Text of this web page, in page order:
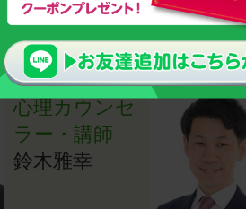
湯田貴江
心理カウンセ
ラー・講師
鈴木雅幸